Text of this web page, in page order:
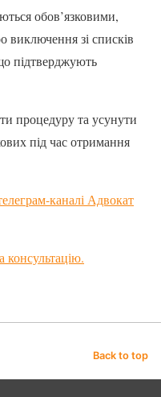
обов’язковими,
виключення зі списків
підтверджують
процедуру та усунути
під час отримання
каналі Адвокат
консультацію.
Back to top